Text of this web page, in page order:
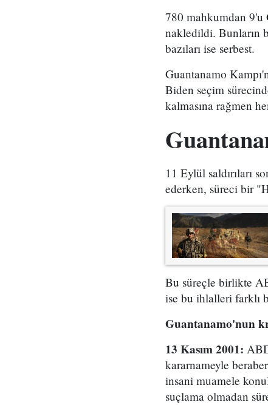
780 mahkumdan 9'u
nakledildi. Bunların
bazıları ise serbest.
Guantanamo
Biden seçim
kalmasına rağmen
11 Eylül saldırıları
ederken, süreci bir
Bu süreçle birlikte
ise bu ihlalleri farklı
Guantanamo'nun
13 Kasım 2001:
kararnameyle
insani muamele
suçlama olmadan